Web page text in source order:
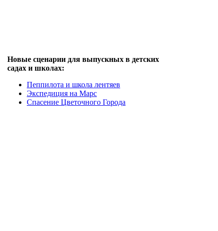
Новые сценарии для выпускных в детских
садах и школах:
Пеппилота и школа лентяев
Экспедиция на Марс
Спасение Цветочного Города